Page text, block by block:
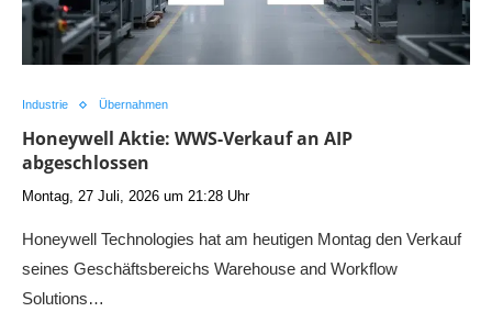
Industrie Übernahmen
Honeywell Aktie: WWS-Verkauf an AIP
abgeschlossen
Montag, 27 Juli, 2026 um 21:28 Uhr
Honeywell Technologies hat am heutigen Montag den Verkauf
seines Geschäftsbereichs Warehouse and Workflow
Solutions…